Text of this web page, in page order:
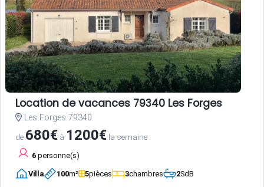
Location de vacances 79340 Les Forges
Les Forges 79340
de 680€ à 1200€ la semaine
6 personne(s)
Villa 100m² 5pièces 3chambres 2SdB